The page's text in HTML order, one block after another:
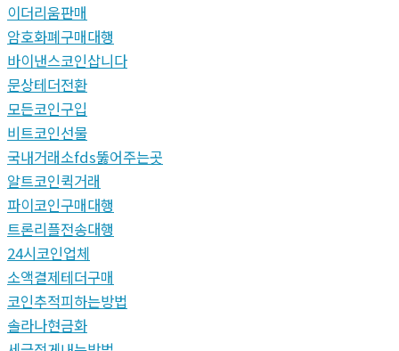
이더리움판매
암호화폐구매대행
바이낸스코인삽니다
문상테더전환
모든코인구입
비트코인선물
국내거래소fds뚫어주는곳
알트코인퀵거래
파이코인구매대행
트론리플전송대행
24시코인업체
소액결제테더구매
코인추적피하는방법
솔라나현금화